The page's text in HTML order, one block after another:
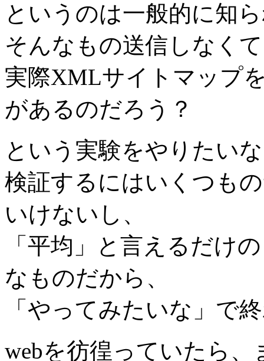
というのは一般的に知
そんなもの送信しなく
実際XMLサイトマップ
があるのだろう？
という実験をやりたい
検証するにはいくつも
いけないし、
「平均」と言えるだけ
なものだから、
「やってみたいな」で
webを彷徨っていたら